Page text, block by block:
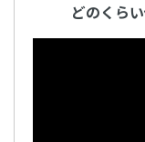
どのくら